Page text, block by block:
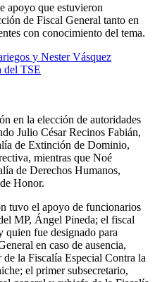
apoyo que estuvieron
de Fiscal General tanto en
con conocimiento del tema.
y Nester Vásquez
del TSE
en la elección de autoridades
Julio César Recinos Fabián,
de Extinción de Dominio,
mientras que Noé
de Derechos Humanos,
Honor.
tuvo el apoyo de funcionarios
MP, Ángel Pineda; el fiscal
fue designado para
en caso de ausencia,
la Fiscalía Especial Contra la
el primer subsecretario,